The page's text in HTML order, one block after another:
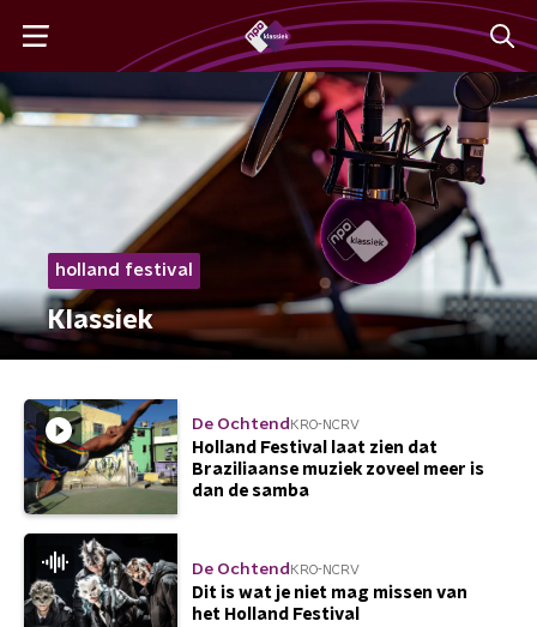
holland festival
Klassiek
De Ochtend KRO-NCRV
Holland Festival laat zien dat
Braziliaanse muziek zoveel meer is
dan de samba
De Ochtend KRO-NCRV
Dit is wat je niet mag missen van
het Holland Festival